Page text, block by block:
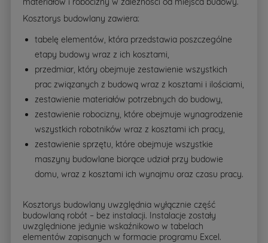
Kosztorys budowlany zawiera:
tabelę elementów, która przedstawia poszczególne
etapy budowy wraz z ich kosztami,
przedmiar, który obejmuje zestawienie wszystkich
prac związanych z budową wraz z kosztami i ilościami,
zestawienie materiałów potrzebnych do budowy,
zestawienie robocizny, które obejmuje wynagrodzenie
wszystkich robotników wraz z kosztami ich pracy,
zestawienie sprzętu, które obejmuje wszystkie
maszyny budowlane biorące udział przy budowie
domu, wraz z kosztami ich wynajmu oraz czasu pracy.
Kosztorys budowlany uwzględnia wyłącznie część
budowlaną robót – bez instalacji. Instalacje zostały
uwzględnione jedynie wskaźnikowo w tabelach
elementów zapisanych w formacie programu Excel.